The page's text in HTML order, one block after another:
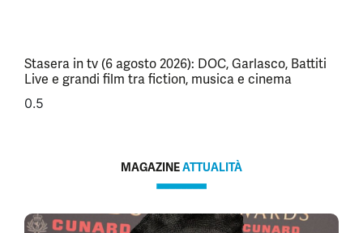
Stasera in tv (6 agosto 2026): DOC, Garlasco, Battiti
Live e grandi film tra fiction, musica e cinema
MAGAZINEATTUALITÀ